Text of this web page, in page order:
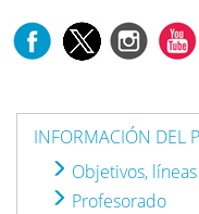
INFORMACIÓN DEL
Objetivos,
Profesorado